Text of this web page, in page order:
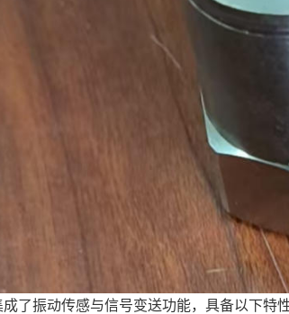
了振动传感与信号变送功能，具备以下特性